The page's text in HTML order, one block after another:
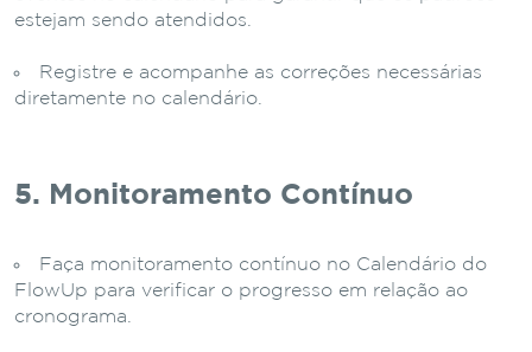
estejam sendo atendidos.
Registre e acompanhe as correções necessárias
diretamente no calendário.
5. Monitoramento Contínuo
Faça monitoramento contínuo no Calendário do
FlowUp para verificar o progresso em relação ao
cronograma.